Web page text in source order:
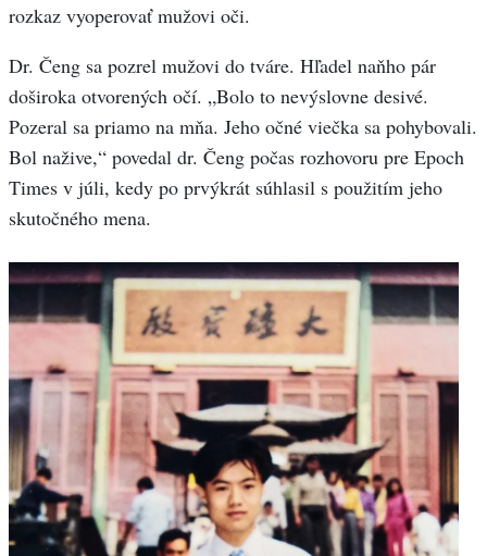
rozkaz vyoperovať mužovi oči.
Dr. Čeng sa pozrel mužovi do tváre. Hľadel naňho pár
doširoka otvorených očí. „Bolo to nevýslovne desivé.
Pozeral sa priamo na mňa. Jeho očné viečka sa pohybovali.
Bol nažive,“ povedal dr. Čeng počas rozhovoru pre Epoch
Times v júli, kedy po prvýkrát súhlasil s použitím jeho
skutočného mena.